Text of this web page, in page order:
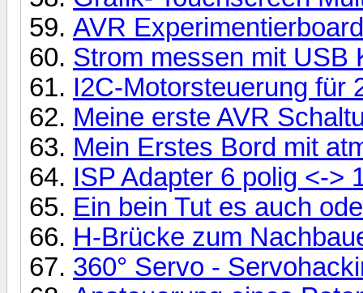
AVR Experimentierboard
Strom messen mit USB
I2C-Motorsteuerung für
Meine erste AVR
Mein Erstes Bord mit
ISP Adapter 6 polig <->
Ein bein Tut es auch
H-Brücke zum
360° Servo -